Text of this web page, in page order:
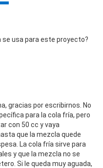
se usa para este proyecto?
gracias por escribirnos. No
para la cola fría, pero
con 50 cc y vaya
que la mezcla quede
La cola fría sirve para
y que la mezcla no se
Si le queda muy aguada,